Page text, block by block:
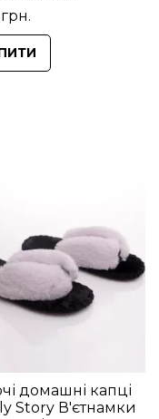
домашні капці
Story В'єтнамки